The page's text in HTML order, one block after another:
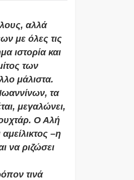
αλλά
με όλες τις
ιστορία και
των
μάλιστα.
τα
μεγαλώνει,
Ο Αλή
αμείλικτος –η
να ριζώσει
τινά